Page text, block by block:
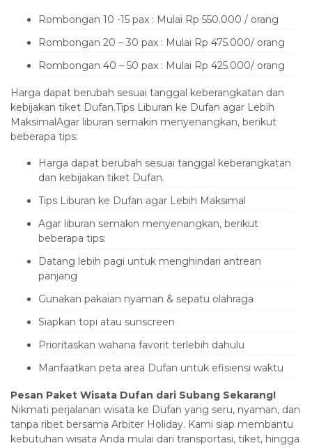
‎Rombongan 10 -15 pax : Mulai Rp 550.000 / orang
Rombongan 20 – 30 pax : Mulai Rp 475.000/ orang
Rombongan 40 – 50 pax : Mulai Rp 425.000/ orang
‎Harga dapat berubah sesuai tanggal keberangkatan dan
kebijakan tiket Dufan.‎Tips Liburan ke Dufan agar Lebih
Maksimal‎Agar liburan semakin menyenangkan, berikut
beberapa tips:
‎Harga dapat berubah sesuai tanggal keberangkatan
dan kebijakan tiket Dufan.
‎Tips Liburan ke Dufan agar Lebih Maksimal
‎Agar liburan semakin menyenangkan, berikut
beberapa tips:
‎Datang lebih pagi untuk menghindari antrean
panjang
Gunakan pakaian nyaman & sepatu olahraga
Siapkan topi atau sunscreen
Prioritaskan wahana favorit terlebih dahulu
Manfaatkan peta area Dufan untuk efisiensi waktu
‎Pesan Paket Wisata Dufan dari Subang Sekarang!
‎Nikmati perjalanan wisata ke Dufan yang seru, nyaman, dan
tanpa ribet bersama Arbiter Holiday. Kami siap membantu
kebutuhan wisata Anda mulai dari transportasi, tiket, hingga